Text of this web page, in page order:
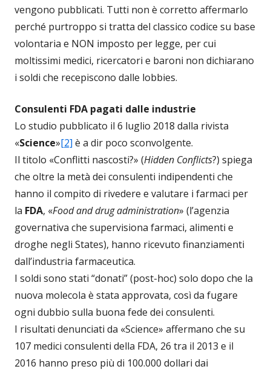
vengono pubblicati. Tutti non è corretto affermarlo
perché purtroppo si tratta del classico codice su base
volontaria e NON imposto per legge, per cui
moltissimi medici, ricercatori e baroni non dichiarano
i soldi che recepiscono dalle lobbies.
Consulenti FDA pagati dalle industrie
Lo studio pubblicato il 6 luglio 2018 dalla rivista
«Science»[2] è a dir poco sconvolgente.
Il titolo «Conflitti nascosti?» (Hidden Conflicts?) spiega
che oltre la metà dei consulenti indipendenti che
hanno il compito di rivedere e valutare i farmaci per
la FDA, «Food and drug administration» (l’agenzia
governativa che supervisiona farmaci, alimenti e
droghe negli States), hanno ricevuto finanziamenti
dall’industria farmaceutica.
I soldi sono stati “donati” (post-hoc) solo dopo che la
nuova molecola è stata approvata, così da fugare
ogni dubbio sulla buona fede dei consulenti.
I risultati denunciati da «Science» affermano che su
107 medici consulenti della FDA, 26 tra il 2013 e il
2016 hanno preso più di 100.000 dollari dai